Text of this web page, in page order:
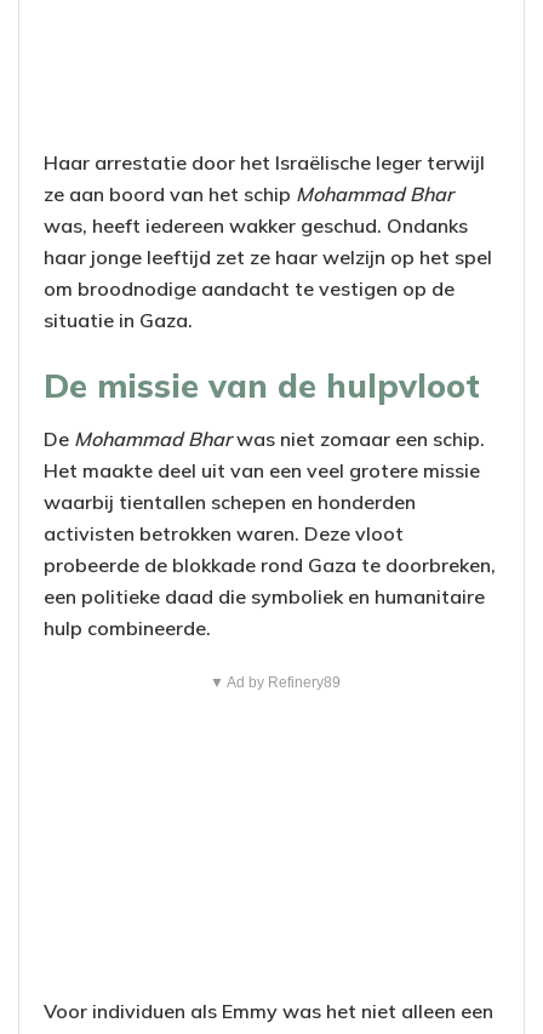
Haar arrestatie door het Israëlische leger terwijl
ze aan boord van het schip Mohammad Bhar
was, heeft iedereen wakker geschud. Ondanks
haar jonge leeftijd zet ze haar welzijn op het spel
om broodnodige aandacht te vestigen op de
situatie in Gaza.
De missie van de hulpvloot
De Mohammad Bharwas niet zomaar een schip.
Het maakte deel uit van een veel grotere missie
waarbij tientallen schepen en honderden
activisten betrokken waren. Deze vloot
probeerde de blokkade rond Gaza te doorbreken,
een politieke daad die symboliek en humanitaire
hulp combineerde.
▼ Ad by Refinery89
Voor individuen als Emmy was het niet alleen een